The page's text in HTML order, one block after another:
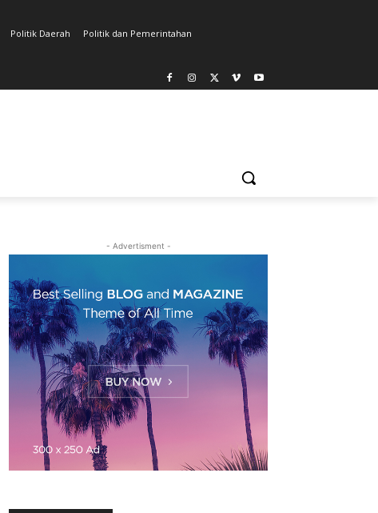
Politik Daerah
Politik dan Pemerintahan
- Advertisment -